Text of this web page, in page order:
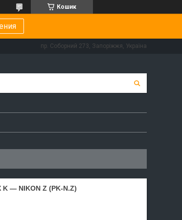
Кошик
пр. Соборний 273, Запоріжжя, Україна
— NIKON Z (PK-N.Z)